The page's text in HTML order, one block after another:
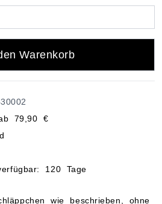
Warenkorb
79,90 €
120 Tage
wie beschrieben, ohne